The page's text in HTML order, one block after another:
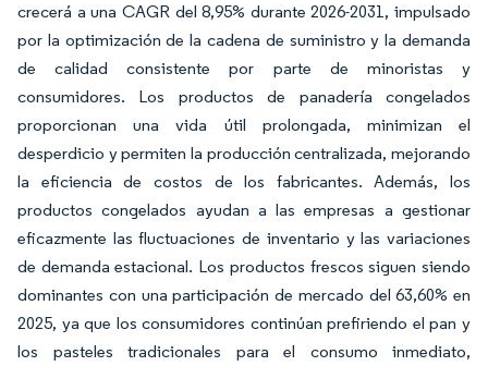
crecerá a una CAGR del 8,95% durante 2026-2031, impulsado
por la optimización de la cadena de suministro y la demanda
de calidad consistente por parte de minoristas y
consumidores. Los productos de panadería congelados
proporcionan una vida útil prolongada, minimizan el
desperdicio y permiten la producción centralizada, mejorando
la eficiencia de costos de los fabricantes. Además, los
productos congelados ayudan a las empresas a gestionar
eficazmente las fluctuaciones de inventario y las variaciones
de demanda estacional. Los productos frescos siguen siendo
dominantes con una participación de mercado del 63,60% en
2025, ya que los consumidores continúan prefiriendo el pan y
los pasteles tradicionales para el consumo inmediato,